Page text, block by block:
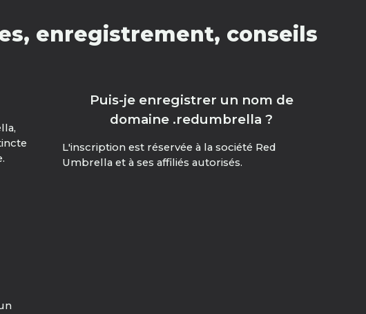
enregistrement, conseils
Puis-je enregistrer un nom de
domaine .redumbrella ?
L'inscription est réservée à la société Red
Umbrella et à ses affiliés autorisés.